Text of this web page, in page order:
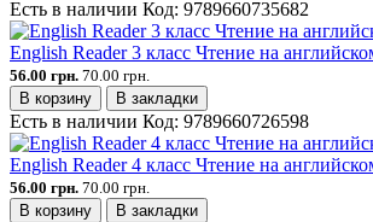
Есть в наличии Код: 9789660735682
English Reader 3 класс Чтение на
56.00 грн. 70.00 грн.
В корзину
В закладки
Есть в наличии Код: 9789660726598
English Reader 4 класс Чтение на
56.00 грн. 70.00 грн.
В корзину
В закладки